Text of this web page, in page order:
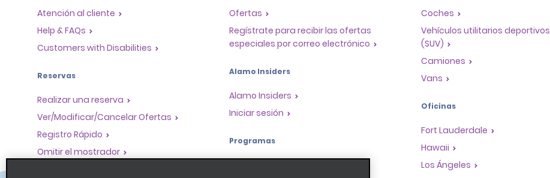
Atención al cliente
Help & FAQs
Customers with Disabilities
Reservas
Realizar una reserva
Ver/Modificar/Cancelar Ofertas
Registro Rápido
Omitir el mostrador
Ofertas
Regístrate para recibir las ofertas
especiales por correo electrónico
Alamo Insiders
Alamo Insiders
Iniciar sesión
Programas
Coches
Vehículos utilitarios deportivos
(SUV)
Camiones
Vans
Oficinas
Fort Lauderdale
Hawaii
Los Ángeles